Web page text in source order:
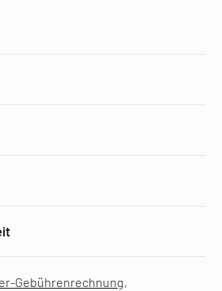
Gebührenrechnung,